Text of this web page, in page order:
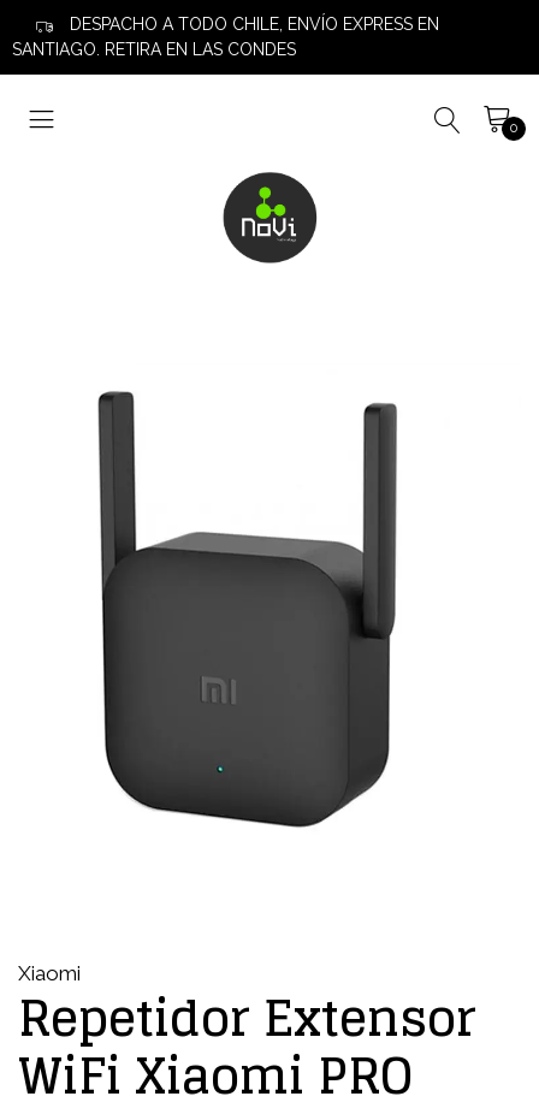
DESPACHO A TODO CHILE, ENVÍO EXPRESS EN
SANTIAGO. RETIRA EN LAS CONDES
0
Xiaomi
Repetidor Extensor
WiFi Xiaomi PRO